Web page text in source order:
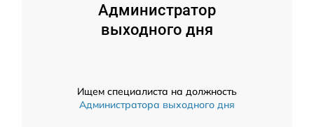
Администратор
выходного дня
Ищем специалиста на должность
Администратора выходного дня